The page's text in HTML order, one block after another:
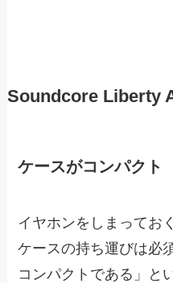
Soundcore Liberty
ケースがコンパクト
イヤホンをしまってお
ケースの持ち運びは必
コンパクトである」と